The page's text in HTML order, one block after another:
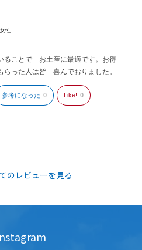
女性
ることで お土産に最適です。お得
らった人は皆 喜んでおりました。
参考になった 0 Like! 0
のレビューを見る